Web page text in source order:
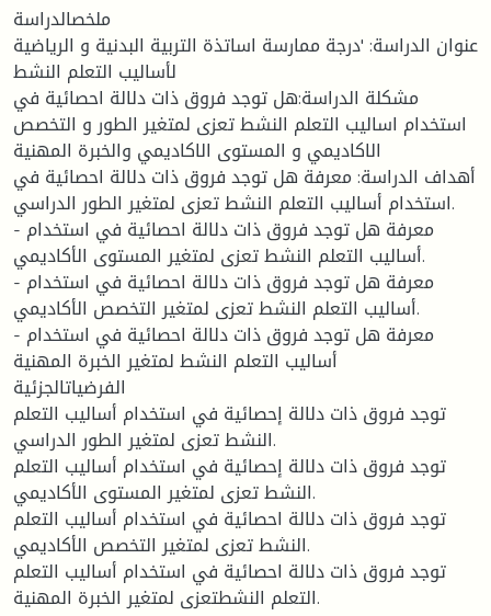
ملخصالدراسة
عنوان الدراسة: 'درجة ممارسة اساتذة التربية البدنية و الرياضية
لأساليب التعلم النشط
مشكلة الدراسة:هل توجد فروق ذات دلالة احصائية في
استخدام اساليب التعلم النشط تعزى لمتغير الطور و التخصص
الاكاديمي و المستوى الاكاديمي والخبرة المهنية
أهداف الدراسة: معرفة هل توجد فروق ذات دلالة احصائية في
استخدام أساليب التعلم النشط تعزى لمتغير الطور الدراسي.
- معرفة هل توجد فروق ذات دلالة احصائية في استخدام
أساليب التعلم النشط تعزى لمتغير المستوى الأكاديمي.
- معرفة هل توجد فروق ذات دلالة احصائية في استخدام
أساليب التعلم النشط تعزى لمتغير التخصص الأكاديمي.
- معرفة هل توجد فروق ذات دلالة احصائية في استخدام
أساليب التعلم النشط لمتغير الخبرة المهنية
الفرضياتالجزئية
توجد فروق ذات دلالة إحصائية في استخدام أساليب التعلم
النشط تعزى لمتغير الطور الدراسي.
توجد فروق ذات دلالة إحصائية في استخدام أساليب التعلم
النشط تعزى لمتغير المستوى الأكاديمي.
توجد فروق ذات دلالة احصائية في استخدام أساليب التعلم
النشط تعزى لمتغير التخصص الأكاديمي.
توجد فروق ذات دلالة احصائية في استخدام أساليب التعلم
التعلم النشطتعزى لمتغير الخبرة المهنية.